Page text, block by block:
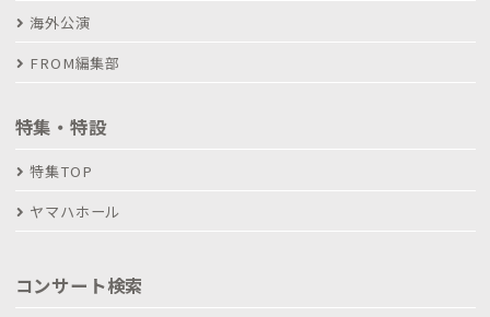
海外公演
FROM編集部
特集・特設
特集TOP
ヤマハホール
コンサート検索